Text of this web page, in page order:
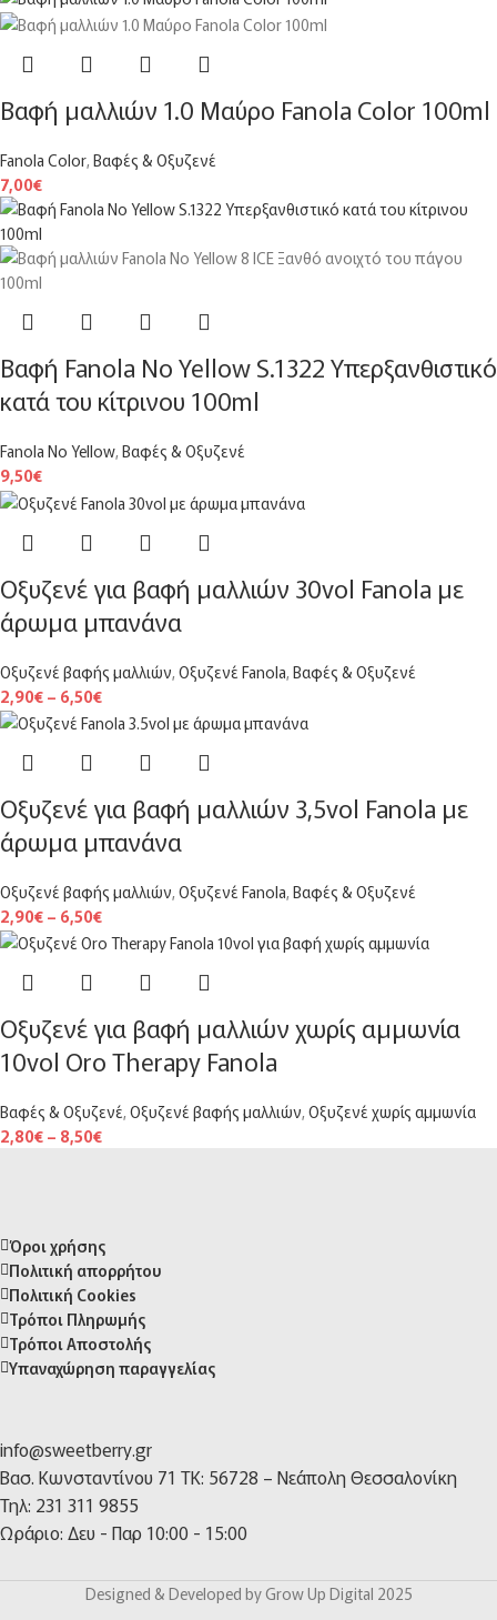
Βαφή μαλλιών 1.0 Mαύρο Fanola Color 100ml
Fanola Color, Βαφές & Οξυζενέ
7,00€
Βαφή Fanola No Yellow S.1322 Υπερξανθιστικό
κατά του κίτρινου 100ml
Fanola No Yellow, Βαφές & Οξυζενέ
9,50€
Οξυζενέ για βαφή μαλλιών 30vol Fanola με
άρωμα μπανάνα
Οξυζενέ βαφής μαλλιών, Οξυζενέ Fanola, Βαφές & Οξυζενέ
2,90€ – 6,50€
Οξυζενέ για βαφή μαλλιών 3,5vol Fanola με
άρωμα μπανάνα
Οξυζενέ βαφής μαλλιών, Οξυζενέ Fanola, Βαφές & Οξυζενέ
2,90€ – 6,50€
Οξυζενέ για βαφή μαλλιών χωρίς αμμωνία
10vol Oro Therapy Fanola
Βαφές & Οξυζενέ, Οξυζενέ βαφής μαλλιών, Οξυζενέ χωρίς αμμωνία
2,80€ – 8,50€
Όροι χρήσης
Πολιτική απορρήτου
Πολιτική Cookies
Τρόποι Πληρωμής
Τρόποι Αποστολής
Υπαναχώρηση παραγγελίας
info@sweetberry.gr
Βασ. Κωνσταντίνου 71 TK: 56728 – Νεάπολη Θεσσαλονίκη
Τηλ: 231 311 9855
Ωράριο: Δευ - Παρ 10:00 - 15:00
Designed & Developed by Grow Up Digital 2025